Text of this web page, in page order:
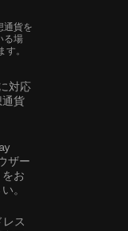
通貨を
る場
。
対応
通貨
ザー
お
。
ス